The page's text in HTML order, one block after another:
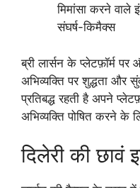
मिमांसा करने वाले
संघर्ष-किमैक्स
ब्री लार्सन के प्लेटफ़ॉर्म
अभिव्यक्ति पर शुद्धता और
प्रतिबद्ध रहती है अपने
अभिव्यक्ति पोषित करने के
दिलेरी की